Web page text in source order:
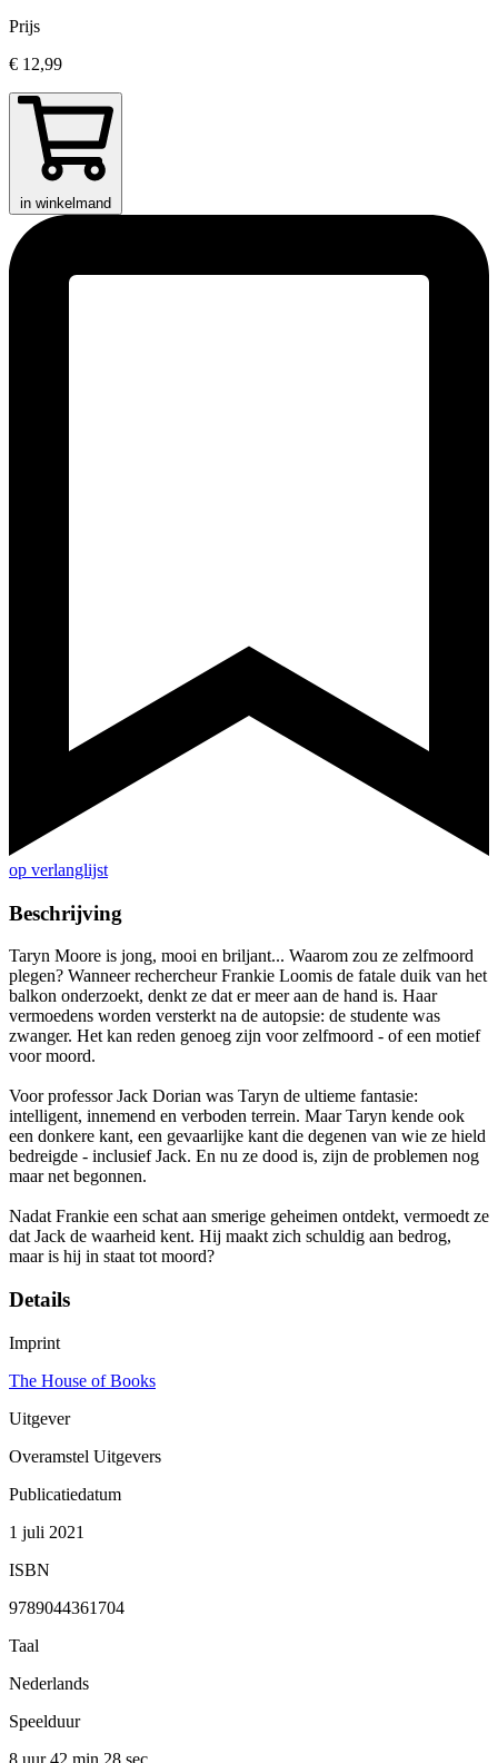
Prijs
€ 12,99
in winkelmand
op verlanglijst
Beschrijving
Taryn Moore is jong, mooi en briljant... Waarom zou ze zelfmoord
plegen? Wanneer rechercheur Frankie Loomis de fatale duik van het
balkon onderzoekt, denkt ze dat er meer aan de hand is. Haar
vermoedens worden versterkt na de autopsie: de studente was
zwanger. Het kan reden genoeg zijn voor zelfmoord - of een motief
voor moord.
Voor professor Jack Dorian was Taryn de ultieme fantasie:
intelligent, innemend en verboden terrein. Maar Taryn kende ook
een donkere kant, een gevaarlijke kant die degenen van wie ze hield
bedreigde - inclusief Jack. En nu ze dood is, zijn de problemen nog
maar net begonnen.
Nadat Frankie een schat aan smerige geheimen ontdekt, vermoedt ze
dat Jack de waarheid kent. Hij maakt zich schuldig aan bedrog,
maar is hij in staat tot moord?
Details
Imprint
The House of Books
Uitgever
Overamstel Uitgevers
Publicatiedatum
1 juli 2021
ISBN
9789044361704
Taal
Nederlands
Speelduur
8 uur 42 min 28 sec